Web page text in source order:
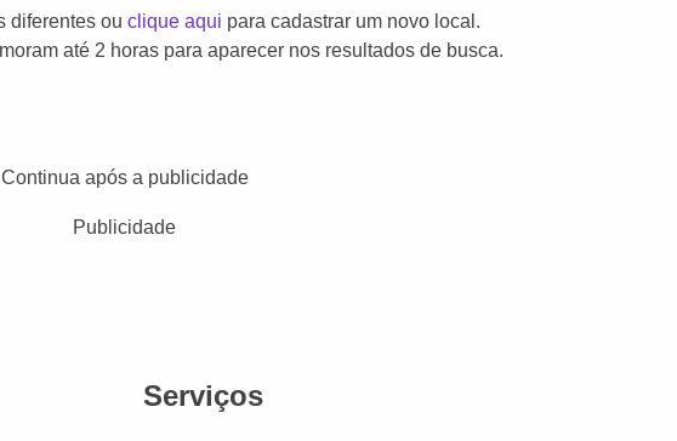
diferentes ouclique aqui para cadastrar um novo local.
até 2 horas para aparecer nos resultados de busca.
Continua após a publicidade
Publicidade
Serviços